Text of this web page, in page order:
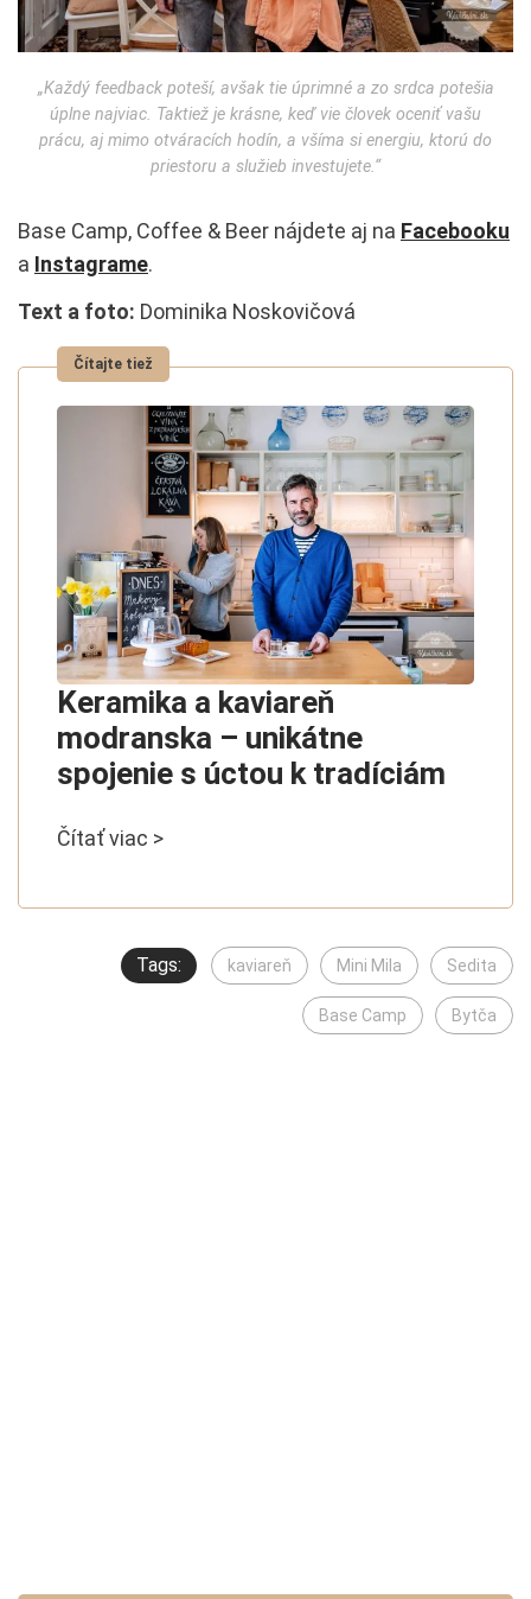
„Každý feedback poteší, avšak tie úprimné a zo srdca potešia
úplne najviac. Taktiež je krásne, keď vie človek oceniť vašu
prácu, aj mimo otváracích hodín, a všíma si energiu, ktorú do
priestoru a služieb investujete.“
Base Camp, Coffee & Beer nájdete aj na Facebooku
a Instagrame.
Text a foto: Dominika Noskovičová
Keramika a kaviareň
modranska – unikátne
spojenie s úctou k tradíciám
Čítať viac >
Tags: kaviareň Mini Mila Sedita
Base Camp Bytča